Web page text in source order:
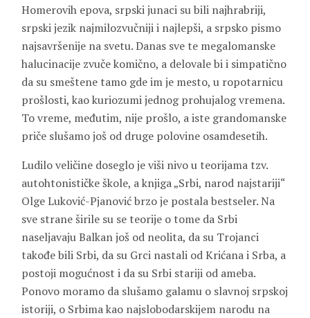
Homerovih epova, srpski junaci su bili najhrabriji,
srpski jezik najmilozvučniji i najlepši, a srpsko pismo
najsavršenije na svetu. Danas sve te megalomanske
halucinacije zvuče komično, a delovale bi i simpatično
da su smeštene tamo gde im je mesto, u ropotarnicu
prošlosti, kao kuriozumi jednog prohujalog vremena.
To vreme, međutim, nije prošlo, a iste grandomanske
priče slušamo još od druge polovine osamdesetih.
Ludilo veličine doseglo je viši nivo u teorijama tzv.
autohtonističke škole, a knjiga „Srbi, narod najstariji“
Olge Luković-Pjanović brzo je postala bestseler. Na
sve strane širile su se teorije o tome da Srbi
naseljavaju Balkan još od neolita, da su Trojanci
takođe bili Srbi, da su Grci nastali od Krićana i Srba, a
postoji mogućnost i da su Srbi stariji od ameba.
Ponovo moramo da slušamo galamu o slavnoj srpskoj
istoriji, o Srbima kao najslobodarskijem narodu na